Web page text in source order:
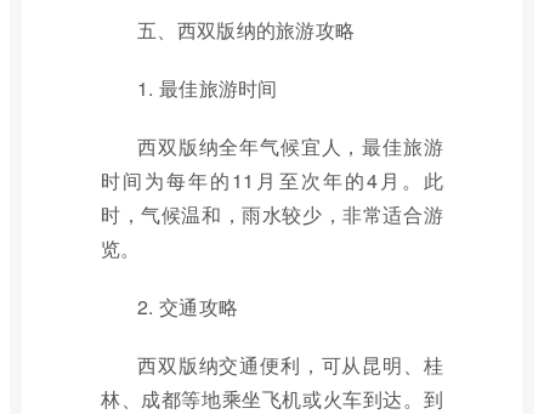
五、西双版纳的旅游攻略
1. 最佳旅游时间
西双版纳全年气候宜人，最佳旅游
时间为每年的11月至次年的4月。此
时，气候温和，雨水较少，非常适合游
览。
2. 交通攻略
西双版纳交通便利，可从昆明、桂
林、成都等地乘坐飞机或火车到达。到